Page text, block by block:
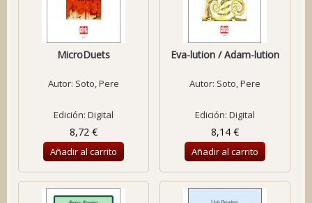
MicroDuets
Autor: Soto, Pere
Edición: Digital
8,72 €
Añadir al carrito
Eva-lution / Adam-lution
Autor: Soto, Pere
Edición: Digital
8,14 €
Añadir al carrito